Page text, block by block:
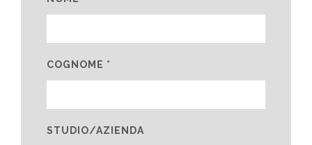
COGNOME *
STUDIO/AZIENDA